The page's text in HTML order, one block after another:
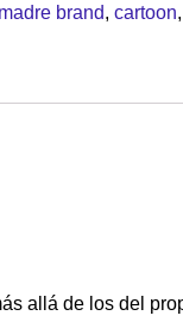
brand, cartoon,
allá de los del